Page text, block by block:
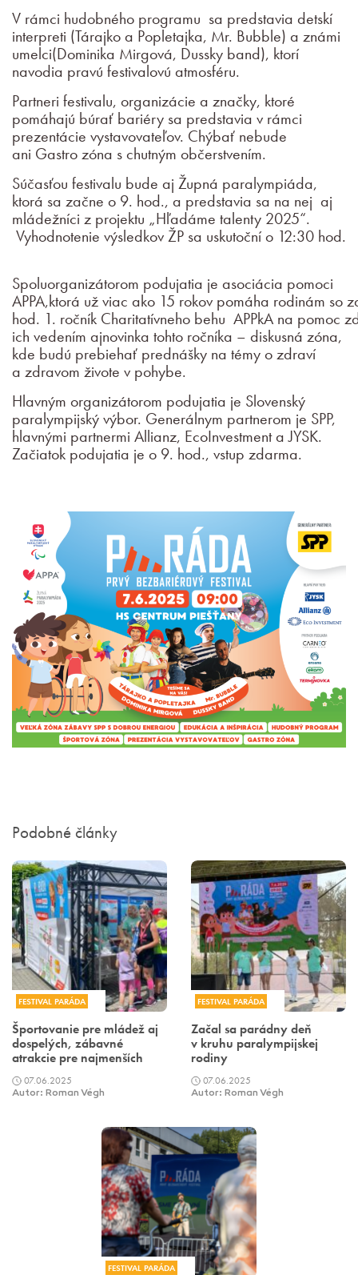
V rámci hudobného programu sa predstavia detskí
interpreti (Tárajko a Popletajka, Mr. Bubble) a známi
umelci(Dominika Mirgová, Dussky band), ktorí
navodia pravú festivalovú atmosféru.
Partneri festivalu, organizácie a značky, ktoré
pomáhajú búrať bariéry sa predstavia v rámci
prezentácie vystavovateľov. Chýbať nebude
ani Gastro zóna s chutným občerstvením.
Súčasťou festivalu bude aj Župná paralympiáda,
ktorá sa začne o 9. hod., a predstavia sa na nej aj
mládežníci z projektu „Hľadáme talenty 2025“.
Vyhodnotenie výsledkov ŽP sa uskutoční o 12:30 hod.
Spoluorganizátorom podujatia je asociácia pomoci
APPA,ktorá už viac ako 15 rokov pomáha rodinám
hod. 1. ročník Charitatívneho behu APPkA na pomoc
ich vedením ajnovinka tohto ročníka – diskusná zóna,
kde budú prebiehať prednášky na témy o zdraví
a zdravom živote v pohybe.
Hlavným organizátorom podujatia je Slovenský
paralympijský výbor. Generálnym partnerom je SPP,
hlavnými partnermi Allianz, EcoInvestment a JYSK.
Začiatok podujatia je o 9. hod., vstup zdarma.
Podobné články
FESTIVAL PARÁDA
Športovanie pre mládež aj
dospelých, zábavné
atrakcie pre najmenších
07.06.2025
Autor: Roman Végh
FESTIVAL PARÁDA
Začal sa parádny deň
v kruhu paralympijskej
rodiny
07.06.2025
Autor: Roman Végh
FESTIVAL PARÁDA